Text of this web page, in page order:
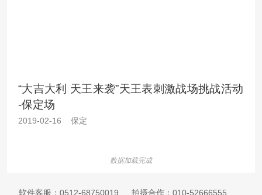
“大吉大利 天王来袭”天王表刺激战场挑战活动
-保定场
2019-02-16 保定
数据加载完成
软件客服： 0512-68750019 拍摄合作： 010-52666555